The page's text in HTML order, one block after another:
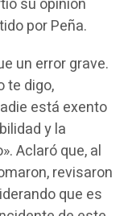
por Peña.
un error grave.
te digo,
está exento
y la
Aclaró que, al
revisaron
que es